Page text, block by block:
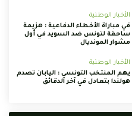
الأخبار الوطنية
في مباراة الأخطاء الدفاعية : هزيمة
ساحقة لتونس ضد السويد في أول
مشوار المونديال
الأخبار الوطنية
يهم المنتخب التونسي : اليابان تصدم
هولندا بتعادل في آخر الدقائق